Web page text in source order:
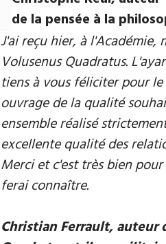
de la pensée à la
J'ai reçu hier, à l'Académie,
Volusenus Quadratus.
tiens à vous féliciter pour
ouvrage de la qualité
ensemble réalisé
excellente qualité des
Merci et c'est très bien
ferai connaître.
Christian Ferrault, auteur